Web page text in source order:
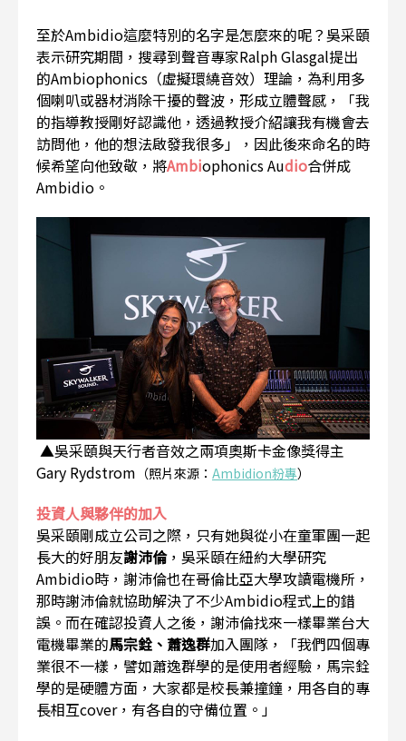
至於Ambidio這麼特別的名字是怎麼來的呢？吳采頤
表示研究期間，搜尋到聲音專家Ralph Glasgal提出
的Ambiophonics（虛擬環繞音效）理論，為利用多
個喇叭或器材消除干擾的聲波，形成立體聲感，「我
的指導教授剛好認識他，透過教授介紹讓我有機會去
訪問他，他的想法啟發我很多」，因此後來命名的時
候希望向他致敬，將Ambiophonics Audio合併成
Ambidio。
▲吳采頤與天行者音效之兩項奧斯卡金像獎得主
Gary Rydstrom （照片來源： Ambidion粉專）
投資人與夥伴的加入
吳采頤剛成立公司之際，只有她與從小在童軍團一起
長大的好朋友謝沛倫，吳采頤在紐約大學研究
Ambidio時，謝沛倫也在哥倫比亞大學攻讀電機所，
那時謝沛倫就協助解決了不少Ambidio程式上的錯
誤。而在確認投資人之後，謝沛倫找來一樣畢業台大
電機畢業的馬宗銓、蕭逸群加入團隊，「我們四個專
業很不一樣，譬如蕭逸群學的是使用者經驗，馬宗銓
學的是硬體方面，大家都是校長兼撞鐘，用各自的專
長相互cover，有各自的守備位置。」